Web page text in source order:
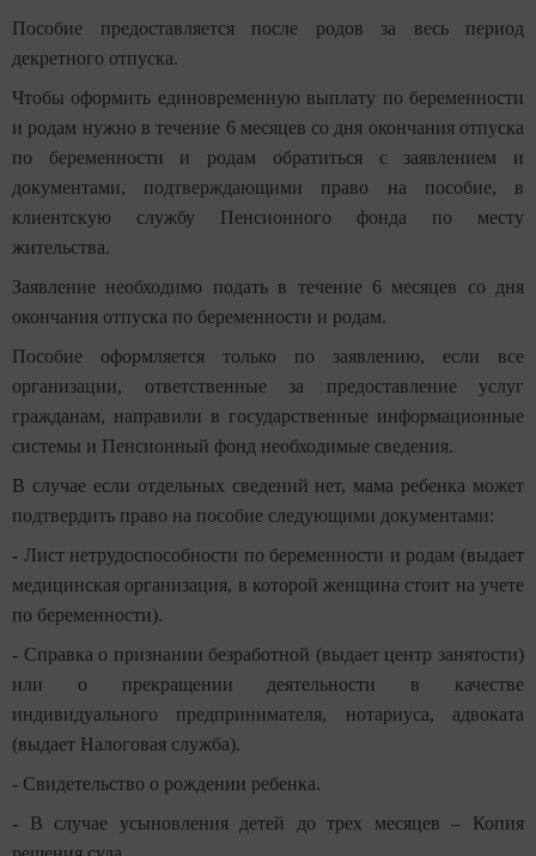
Пособие предоставляется после родов за весь период
декретного отпуска.
Чтобы оформить единовременную выплату по беременности
и родам нужно в течение 6 месяцев со дня окончания отпуска
по беременности и родам обратиться с заявлением и
документами, подтверждающими право на пособие, в
клиентскую службу Пенсионного фонда по месту
жительства.
Заявление необходимо подать в течение 6 месяцев со дня
окончания отпуска по беременности и родам.
Пособие оформляется только по заявлению, если все
организации, ответственные за предоставление услуг
гражданам, направили в государственные информационные
системы и Пенсионный фонд необходимые сведения.
В случае если отдельных сведений нет, мама ребенка может
подтвердить право на пособие следующими документами:
- Лист нетрудоспособности по беременности и родам (выдает
медицинская организация, в которой женщина стоит на учете
по беременности).
- Справка о признании безработной (выдает центр занятости)
или о прекращении деятельности в качестве
индивидуального предпринимателя, нотариуса, адвоката
(выдает Налоговая служба).
- Свидетельство о рождении ребенка.
- В случае усыновления детей до трех месяцев – Копия